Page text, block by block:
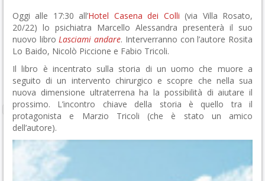
Oggi alle 17:30 all’Hotel Casena dei Colli (via Villa Rosato,
20/22) lo psichiatra Marcello Alessandra presenterà il suo
nuovo libroLasciami andare. Interverranno con l’autore Rosita
Lo Baido, Nicolò Piccione e Fabio Tricoli.
Il libro è incentrato sulla storia di un uomo che muore a
seguito di un intervento chirurgico e scopre che nella sua
nuova dimensione ultraterrena ha la possibilità di aiutare il
prossimo. L’incontro chiave della storia è quello tra il
protagonista e Marzio Tricoli (che è stato un amico
dell’autore).